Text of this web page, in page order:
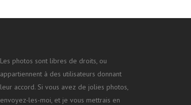
Les photos sont libres de droits, ou
appartiennent à des utilisateurs donnant
leur accord. Si vous avez de jolies photos,
envoyez-les-moi, et je vous mettrais en